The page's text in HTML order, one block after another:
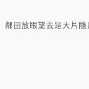
鄰田放眼望去是大片隨